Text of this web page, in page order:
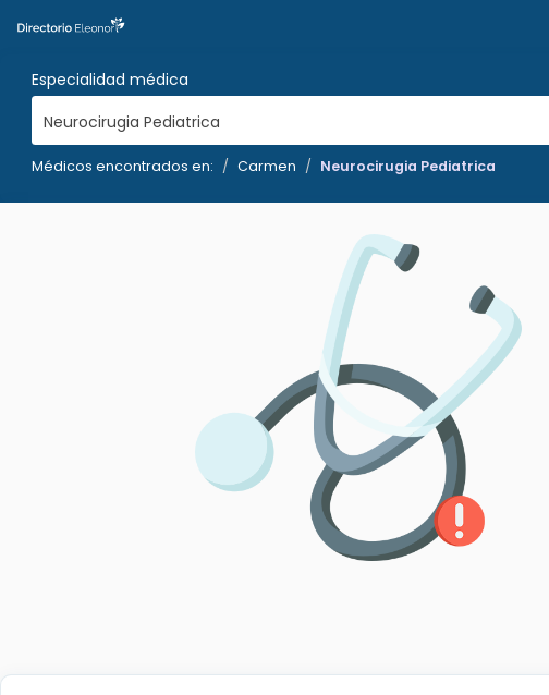
Especialidad médica
Neurocirugia Pediatrica
Médicos encontrados en: Carmen Neurocirugia Pediatrica